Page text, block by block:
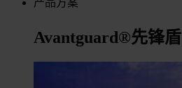
产品方案
Avantguard®先锋盾